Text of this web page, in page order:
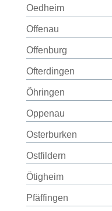
Oedheim
Offenau
Offenburg
Ofterdingen
Öhringen
Oppenau
Osterburken
Ostfildern
Ötigheim
Pfäffingen